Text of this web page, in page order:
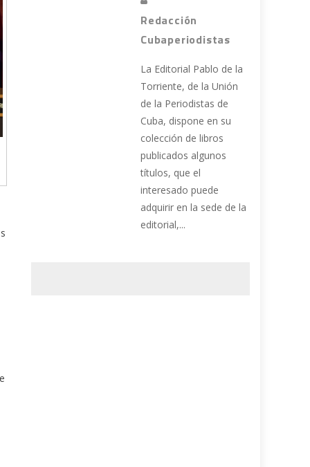
Redacción
Cubaperiodistas
La Editorial Pablo de la
Torriente, de la Unión
de la Periodistas de
Cuba, dispone en su
colección de libros
publicados algunos
títulos, que el
interesado puede
adquirir en la sede de la
editorial,...